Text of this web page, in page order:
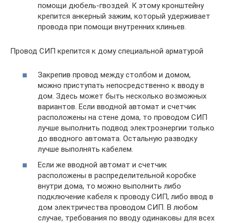
помощи дюбель-гвоздей. К этому кронштейну
крепится анкерный зажим, который удерживает
провода при помощи внутренних клиньев.
Провод СИП крепится к дому специальной арматурой
Закрепив провод между столбом и домом,
можно приступать непосредственно к вводу в
дом. Здесь может быть несколько возможных
вариантов. Если вводной автомат и счетчик
расположены на стене дома, то проводом СИП
лучше выполнить подвод электроэнергии только
до вводного автомата. Остальную разводку
лучше выполнять кабелем.
Если же вводной автомат и счетчик
расположены в распределительной коробке
внутри дома, то можно выполнить либо
подключение кабеля к проводу СИП, либо ввод в
дом электричества проводом СИП. В любом
случае, требования по вводу одинаковы для всех